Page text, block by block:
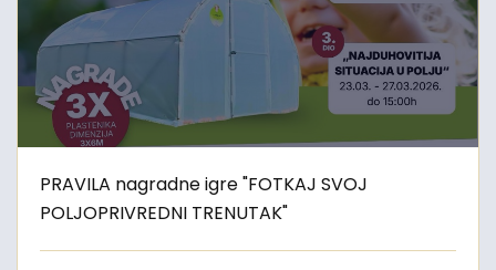
PRAVILA nagradne igre "FOTKAJ SVOJ
POLJOPRIVREDNI TRENUTAK"